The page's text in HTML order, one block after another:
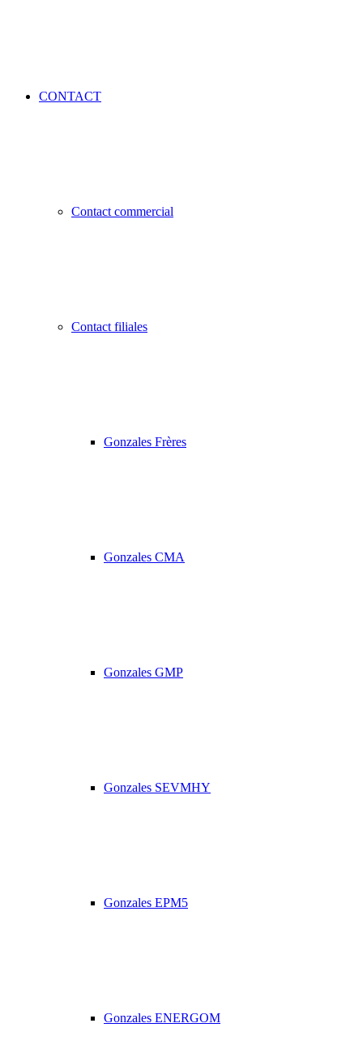
CONTACT
Contact commercial
Contact filiales
Gonzales Frères
Gonzales CMA
Gonzales GMP
Gonzales SEVMHY
Gonzales EPM5
Gonzales ENERGOM